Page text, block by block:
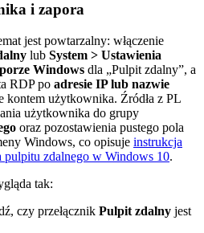
i zapora
jest powtarzalny: włączenie
lub System > Ustawienia
Windows dla „Pulpit zdalny”, a
RDP po adresie IP lub nazwie
kontem użytkownika. Źródła z PL
użytkownika do grupy
oraz pozostawienia pustego pola
Windows, co opisuje instrukcja
pulpitu zdalnego w Windows 10.
tak:
czy przełącznik Pulpit zdalny jest